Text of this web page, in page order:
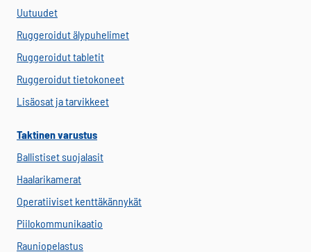
Uutuudet
Ruggeroidut älypuhelimet
Ruggeroidut tabletit
Ruggeroidut tietokoneet
Lisäosat ja tarvikkeet
Taktinen varustus
Ballistiset suojalasit
Haalarikamerat
Operatiiviset kenttäkännykät
Piilokommunikaatio
Rauniopelastus